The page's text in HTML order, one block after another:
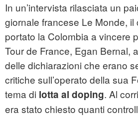
In un’intervista rilasciata un
giornale francese Le Monde,
portato la Colombia a vincere
Tour de France, Egan Bernal,
delle dichiarazioni che erano
critiche sull’operato della sua
tema di lotta al doping. Al
era stato chiesto quanti